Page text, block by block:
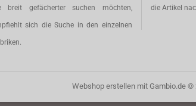
breit gefächerter suchen möchten,
sich die Suche in den einzelnen
die Artikel
Webshop erstellenmit Gambio.de ©